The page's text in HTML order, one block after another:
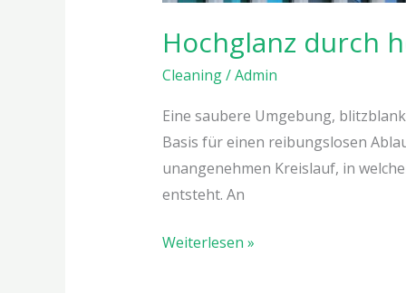
Hochglanz durch
Cleaning/Admin
Eine saubere Umgebung,
Basis für einen reibungslosen
unangenehmen Kreislauf, in
entsteht. An
Weiterlesen »